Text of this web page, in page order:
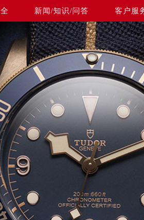
新闻/知识/问答 客户服